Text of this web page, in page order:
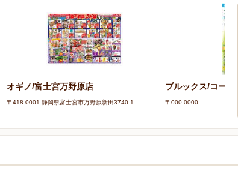
オギノ/富士宮万野原店
〒418-0001 静岡県富士宮市万野原新田3740-1
ブルックス/コーヒ
〒000-0000